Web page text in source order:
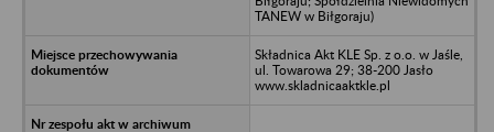
TANEW w Biłgoraju)
Składnica Akt KLE Sp. z o.o. w Jaśle,
ul. Towarowa 29; 38-200 Jasło
www.skladnicaaktkle.pl